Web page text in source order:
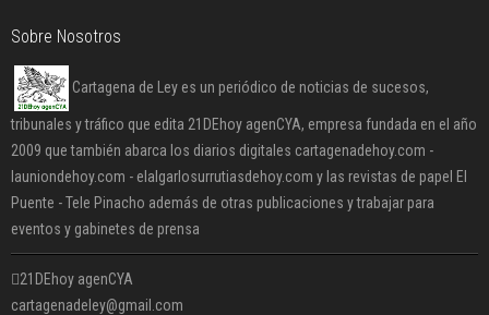
Sobre Nosotros
Cartagena de Ley es un periódico de noticias de sucesos,
tribunales y tráfico que edita 21DEhoy agenCYA, empresa fundada en el año
2009 que también abarca los diarios digitales cartagenadehoy.com -
launiondehoy.com - elalgarlosurrutiasdehoy.com y las revistas de papel El
Puente - Tele Pinacho además de otras publicaciones y trabajar para
eventos y gabinetes de prensa
21DEhoy agenCYA
cartagenadeley@gmail.com